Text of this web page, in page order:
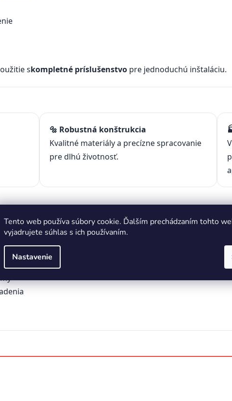
Tento web používa súbory cookie. Ďalším prechádzaním tohto
vyjadrujete súhlas s ich používaním.
Nastavenie
skompletné príslušenstvo pre jednoduchú inštaláciu.
🔩 Robustná konštrukcia
Kvalitné materiály a precízne spracovanie
pre dlhú životnosť.